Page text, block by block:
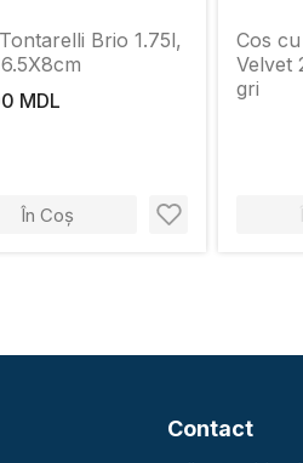
Brio 1.75l,
MDL
În Coș
Cos
Velvet
gri
Contact